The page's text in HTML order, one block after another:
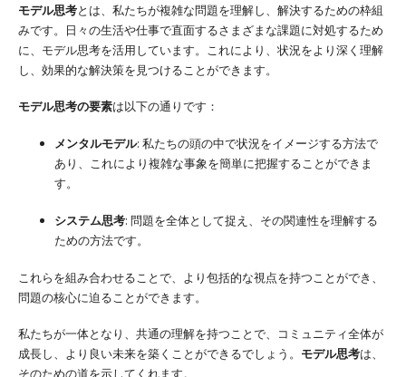
モデル思考とは、私たちが複雑な問題を理解し、解決するための枠組
みです。日々の生活や仕事で直面するさまざまな課題に対処するため
に、モデル思考を活用しています。これにより、状況をより深く理解
し、効果的な解決策を見つけることができます。
モデル思考の要素は以下の通りです：
メンタルモデル: 私たちの頭の中で状況をイメージする方法で
あり、これにより複雑な事象を簡単に把握することができま
す。
システム思考: 問題を全体として捉え、その関連性を理解する
ための方法です。
これらを組み合わせることで、より包括的な視点を持つことができ、
問題の核心に迫ることができます。
私たちが一体となり、共通の理解を持つことで、コミュニティ全体が
成長し、より良い未来を築くことができるでしょう。 モデル思考は、